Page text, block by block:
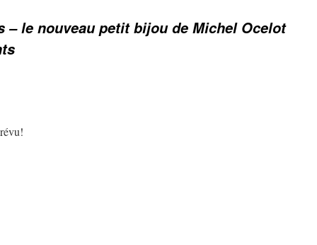
– le nouveau petit bijou de Michel Ocelot